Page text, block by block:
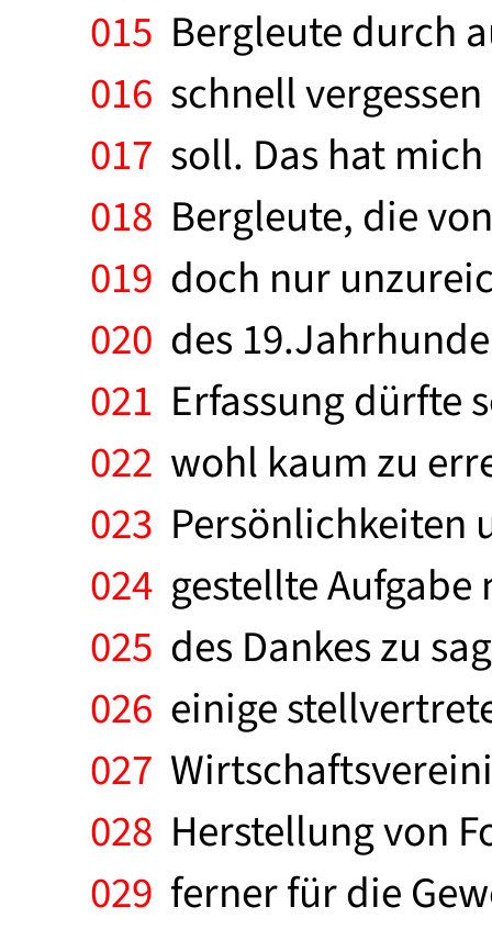
015 Bergleute durch
016 schnell
017 soll. Das hat
018 Bergleute, die
019 doch nur
020 des
021 Erfassung dürfte
022 wohl kaum zu
023 Persönlichkeiten
024 gestellte
025 des Dankes zu
026 einige
027
028 Herstellung von
029 ferner für die